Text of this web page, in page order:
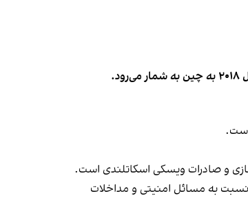
و صادرات ویسکی اسکاتلندی است.
نسبت به مسائل امنیتی و مداخلات